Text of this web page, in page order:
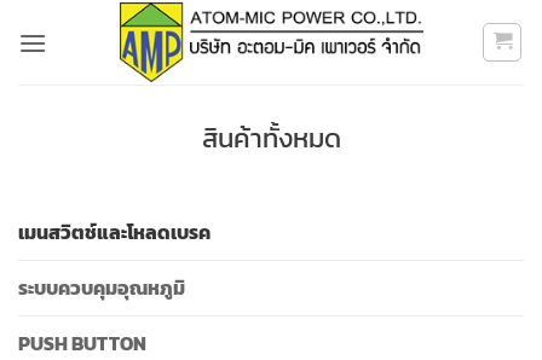
สินค้าทั้งหมด
เมนสวิตช์และโหลดเบรค
ระบบควบคุมอุณหภูมิ
PUSH BUTTON